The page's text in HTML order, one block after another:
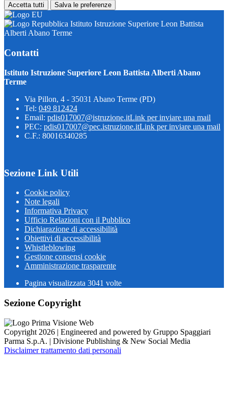
Accetta tutti Salva le preferenze
Istituto Istruzione Superiore Leon Battista
Alberti Abano Terme
Contatti
Istituto Istruzione Superiore Leon Battista Alberti Abano
Terme
Via Pillon, 4 - 35031 Abano Terme (PD)
Tel: 049 812424
Email: pdis017007@istruzione.itLink per inviare una mail
PEC: pdis017007@pec.istruzione.itLink per inviare una mail
C.F.: 80016340285
Sezione Link Utili
Cookie policy
Note legali
Informativa Privacy
Ufficio Relazioni con il Pubblico
Dichiarazione di accessibilità
Obiettivi di accessibilità
Whistleblowing
Gestione consensi cookie
Amministrazione trasparente
Pagina visualizzata 3041 volte
Sezione Copyright
Copyright 2026 | Engineered and powered by Gruppo Spaggiari
Parma S.p.A. | Divisione Publishing & New Social Media
Disclaimer trattamento dati personali